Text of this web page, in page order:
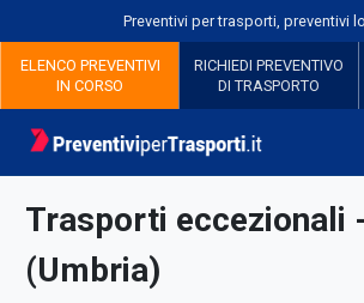
Preventivi per trasporti, preventivi
ELENCO PREVENTIVI
IN CORSO
RICHIEDI PREVENTIVO
DI TRASPORTO
Trasporti eccezionali
(Umbria)